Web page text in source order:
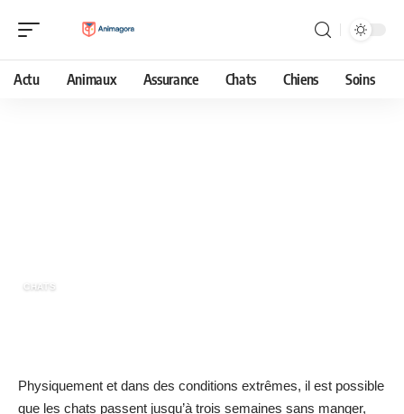
Actu Animaux Assurance Chats Chiens Soins
CHATS
Physiquement et dans des conditions extrêmes, il est possible
que les chats passent jusqu’à trois semaines sans manger,